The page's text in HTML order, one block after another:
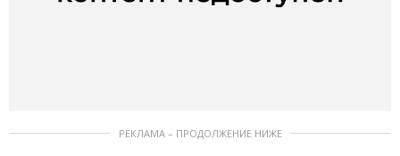
РЕКЛАМА – ПРОДОЛЖЕНИЕ НИЖЕ